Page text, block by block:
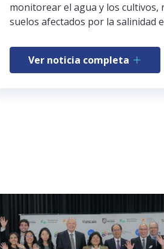
monitorear el agua y los
suelos afectados por la salinidad
Ver noticia completa